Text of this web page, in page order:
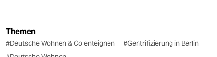
Themen
#Deutsche Wohnen & Co enteignen
#Gentrifizierung in Berlin